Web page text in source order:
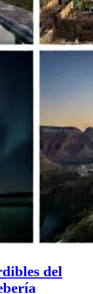
del